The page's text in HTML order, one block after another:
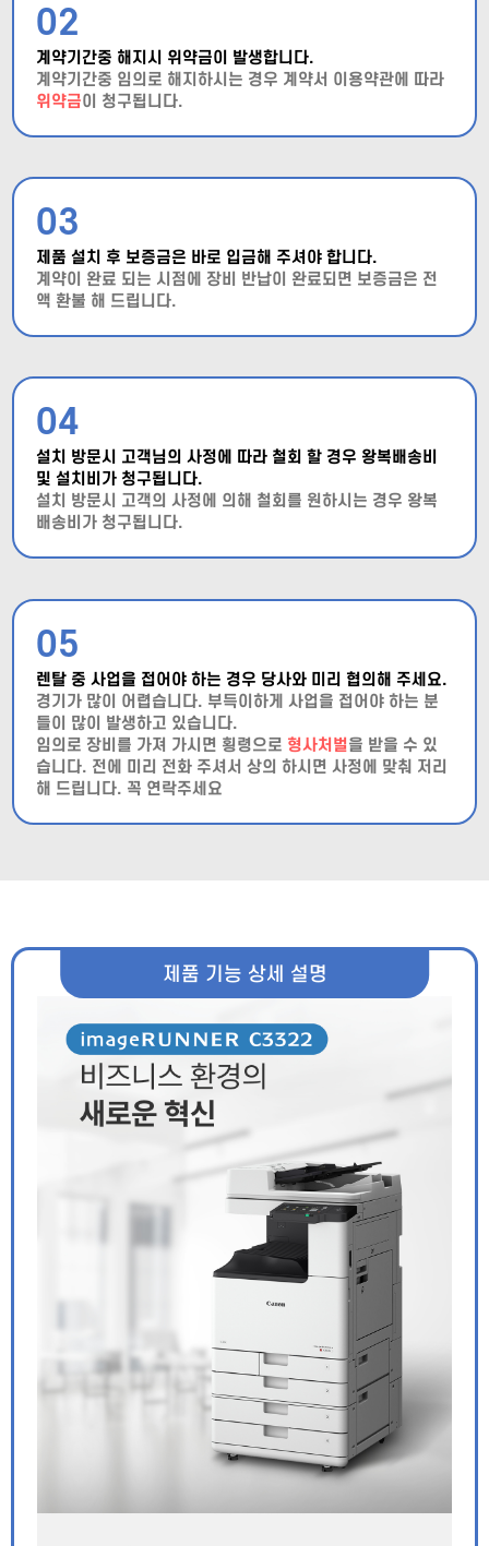
02
계약기간중 해지시 위약금이 발생합니다.
계약기간중 임의로 해지하시는 경우 계약서 이용약관에 따라
위약금이 청구됩니다.
03
제품 설치 후 보증금은 바로 입금해 주셔야 합니다.
계약이 완료 되는 시점에 장비 반납이 완료되면 보증금은 전
액 환불 해 드립니다.
04
설치 방문시 고객님의 사정에 따라 철회 할 경우 왕복배송비
및 설치비가 청구됩니다.
설치 방문시 고객의 사정에 의해 철회를 원하시는 경우 왕복
배송비가 청구됩니다.
05
렌탈 중 사업을 접어야 하는 경우 당사와 미리 협의해 주세요.
경기가 많이 어렵습니다. 부득이하게 사업을 접어야 하는 분
들이 많이 발생하고 있습니다.
임의로 장비를 가져 가시면 횡령으로 형사처벌을 받을 수 있
습니다. 전에 미리 전화 주셔서 상의 하시면 사정에 맞춰 저리
해 드립니다. 꼭 연락주세요
제품 기능 상세 설명